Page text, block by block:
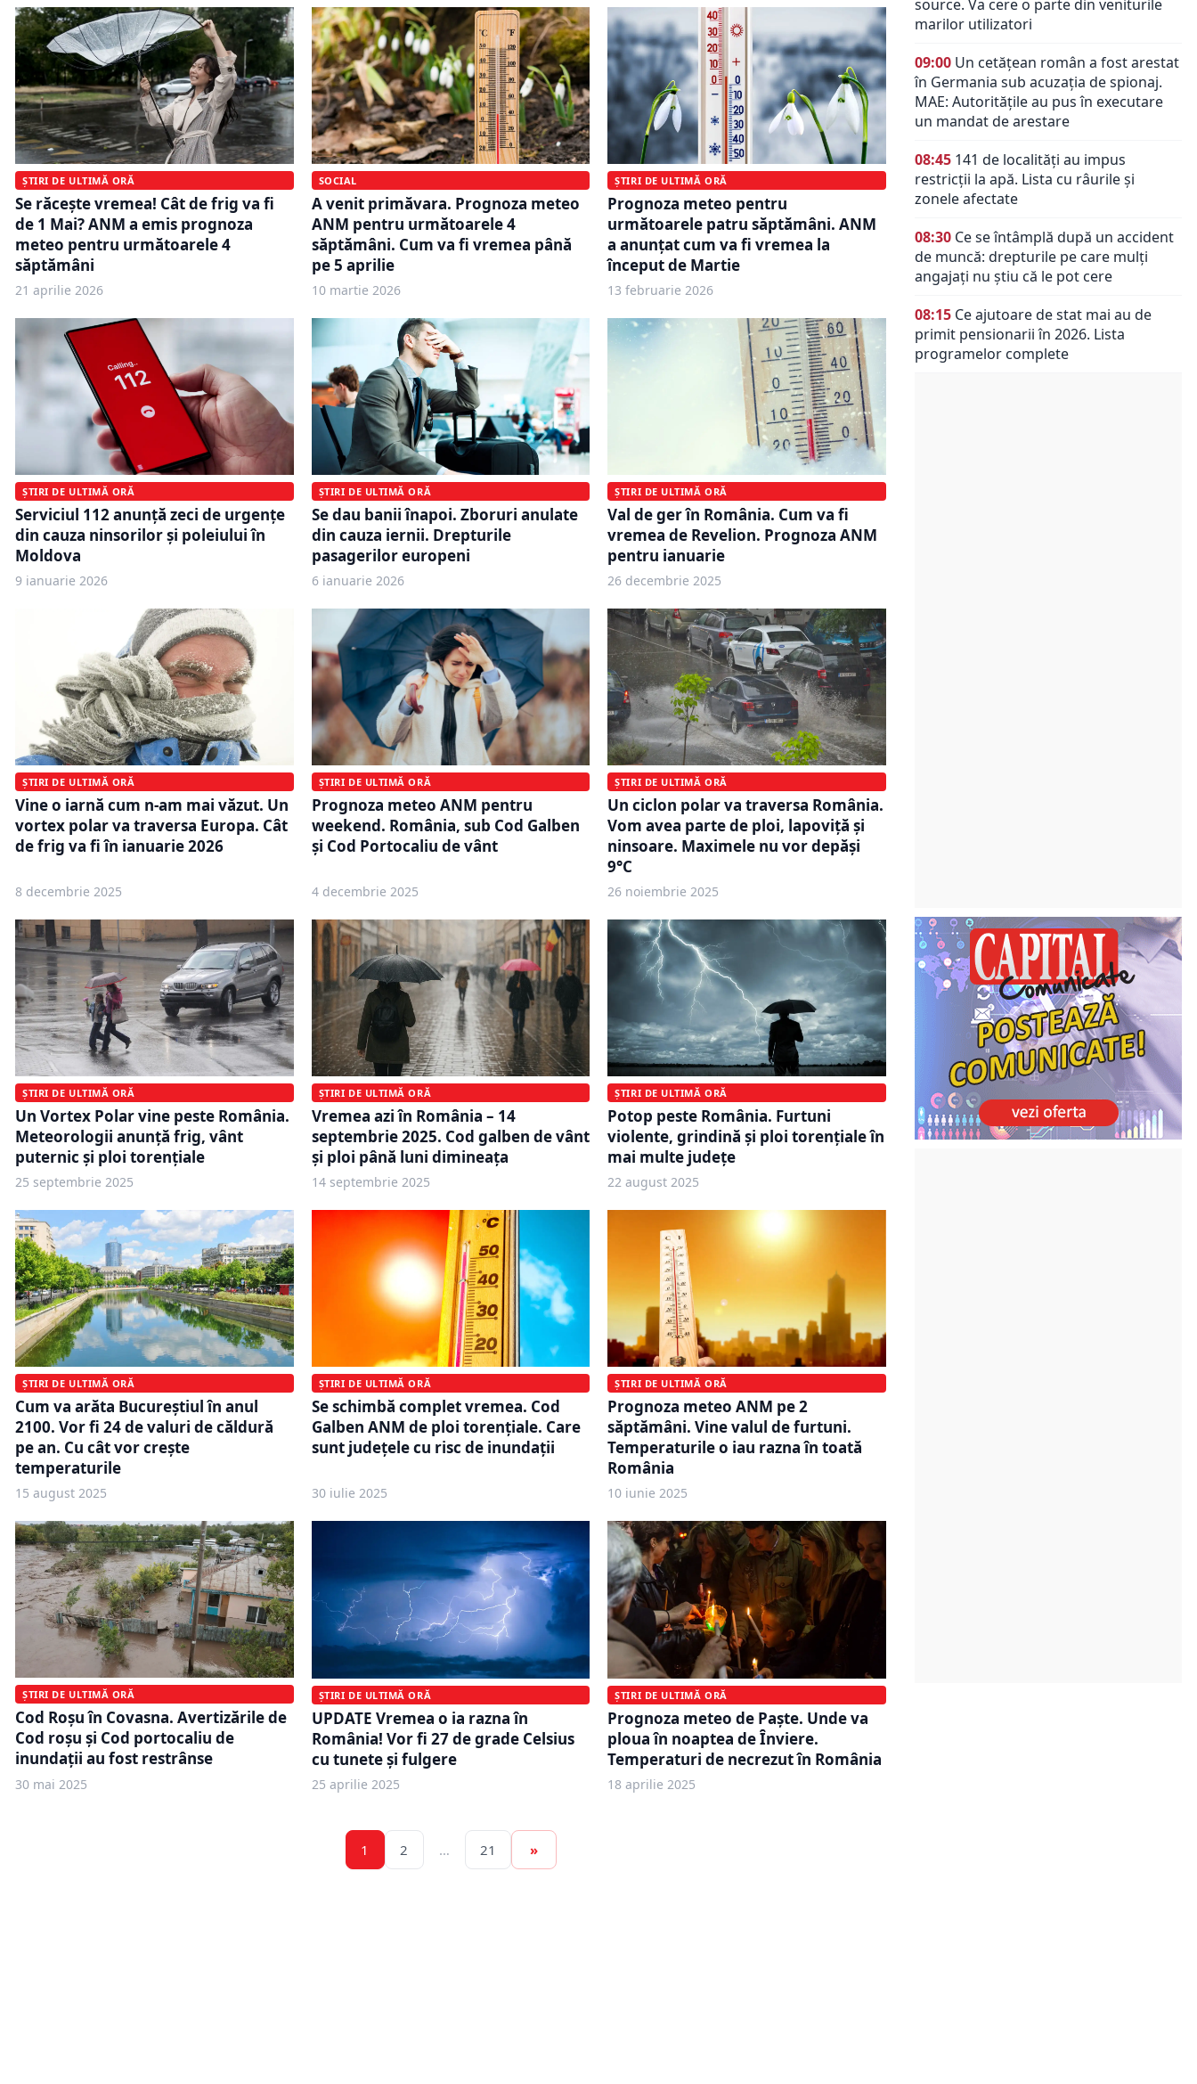
ȘTIRI DE ULTIMĂ ORĂ
Se răcește vremea! Cât de frig va fi
de 1 Mai? ANM a emis prognoza
meteo pentru următoarele 4
săptămâni
21 aprilie 2026
SOCIAL
A venit primăvara. Prognoza meteo
ANM pentru următoarele 4
săptămâni. Cum va fi vremea până
pe 5 aprilie
10 martie 2026
ȘTIRI DE ULTIMĂ ORĂ
Prognoza meteo pentru
următoarele patru săptămâni. ANM
a anunțat cum va fi vremea la
început de Martie
13 februarie 2026
ȘTIRI DE ULTIMĂ ORĂ
Serviciul 112 anunță zeci de urgențe
din cauza ninsorilor și poleiului în
Moldova
9 ianuarie 2026
ȘTIRI DE ULTIMĂ ORĂ
Se dau banii înapoi. Zboruri anulate
din cauza iernii. Drepturile
pasagerilor europeni
6 ianuarie 2026
ȘTIRI DE ULTIMĂ ORĂ
Val de ger în România. Cum va fi
vremea de Revelion. Prognoza ANM
pentru ianuarie
26 decembrie 2025
ȘTIRI DE ULTIMĂ ORĂ
Vine o iarnă cum n-am mai văzut. Un
vortex polar va traversa Europa. Cât
de frig va fi în ianuarie 2026
8 decembrie 2025
ȘTIRI DE ULTIMĂ ORĂ
Prognoza meteo ANM pentru
weekend. România, sub Cod Galben
și Cod Portocaliu de vânt
4 decembrie 2025
ȘTIRI DE ULTIMĂ ORĂ
Un ciclon polar va traversa România.
Vom avea parte de ploi, lapoviță și
ninsoare. Maximele nu vor depăși
9°C
26 noiembrie 2025
ȘTIRI DE ULTIMĂ ORĂ
Un Vortex Polar vine peste România.
Meteorologii anunță frig, vânt
puternic și ploi torențiale
25 septembrie 2025
ȘTIRI DE ULTIMĂ ORĂ
Vremea azi în România – 14
septembrie 2025. Cod galben de vânt
și ploi până luni dimineața
14 septembrie 2025
ȘTIRI DE ULTIMĂ ORĂ
Potop peste România. Furtuni
violente, grindină și ploi torențiale în
mai multe județe
22 august 2025
ȘTIRI DE ULTIMĂ ORĂ
Cum va arăta Bucureștiul în anul
2100. Vor fi 24 de valuri de căldură
pe an. Cu cât vor crește
temperaturile
15 august 2025
ȘTIRI DE ULTIMĂ ORĂ
Se schimbă complet vremea. Cod
Galben ANM de ploi torențiale. Care
sunt județele cu risc de inundații
30 iulie 2025
ȘTIRI DE ULTIMĂ ORĂ
Prognoza meteo ANM pe 2
săptămâni. Vine valul de furtuni.
Temperaturile o iau razna în toată
România
10 iunie 2025
ȘTIRI DE ULTIMĂ ORĂ
Cod Roșu în Covasna. Avertizările de
Cod roşu şi Cod portocaliu de
inundaţii au fost restrânse
30 mai 2025
ȘTIRI DE ULTIMĂ ORĂ
UPDATE Vremea o ia razna în
România! Vor fi 27 de grade Celsius
cu tunete și fulgere
25 aprilie 2025
ȘTIRI DE ULTIMĂ ORĂ
Prognoza meteo de Paște. Unde va
ploua în noaptea de Ȋnviere.
Temperaturi de necrezut în România
18 aprilie 2025
1 2 … 21 »
source. Va cere o parte din veniturile
marilor utilizatori
09:00 Un cetățean român a fost arestat
în Germania sub acuzația de spionaj.
MAE: Autorităţile au pus în executare
un mandat de arestare
08:45 141 de localități au impus
restricții la apă. Lista cu râurile și
zonele afectate
08:30 Ce se întâmplă după un accident
de muncă: drepturile pe care mulți
angajați nu știu că le pot cere
08:15 Ce ajutoare de stat mai au de
primit pensionarii în 2026. Lista
programelor complete